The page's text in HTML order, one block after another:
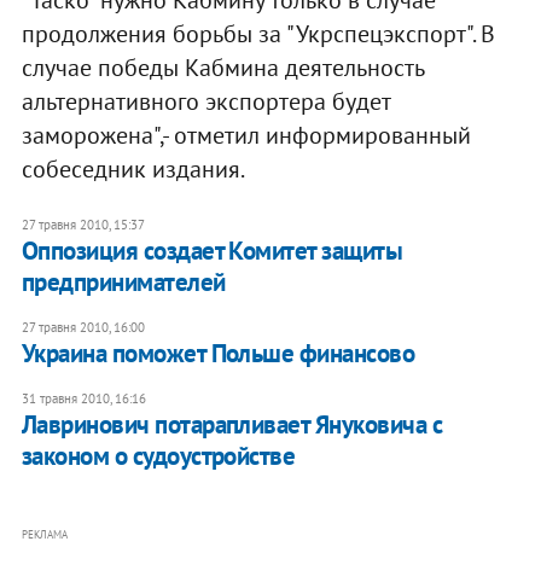
продолжения борьбы за "Укрспецэкспорт". В
случае победы Кабмина деятельность
альтернативного экспортера будет
заморожена",- отметил информированный
собеседник издания.
27 травня 2010, 15:37
Оппозиция создает Комитет защиты
предпринимателей
27 травня 2010, 16:00
Украина поможет Польше финансово
31 травня 2010, 16:16
Лавринович потарапливает Януковича с
законом о судоустройстве
РЕКЛАМА